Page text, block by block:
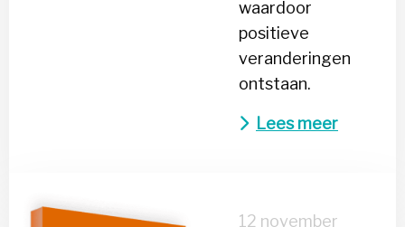
waardoor
positieve
veranderingen
ontstaan.
Lees meer
12 november
meer